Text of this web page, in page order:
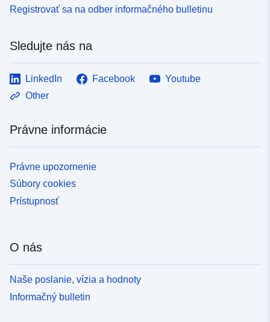
Registrovať sa na odber informačného bulletinu
Sledujte nás na
LinkedIn Facebook
Youtube
Other
Právne informácie
Právne upozornenie
Súbory cookies
Prístupnosť
O nás
Naše poslanie, vízia a hodnoty
Informačný bulletin